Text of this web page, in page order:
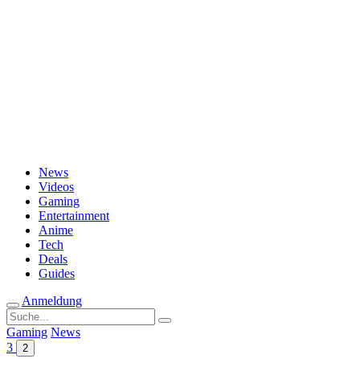
News
Videos
Gaming
Entertainment
Anime
Tech
Deals
Guides
Anmeldung
Suche
nach:
Gaming News
3
2